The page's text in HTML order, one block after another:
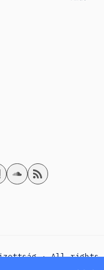
· All rights